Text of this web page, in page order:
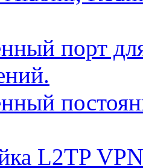
порт
L2TP